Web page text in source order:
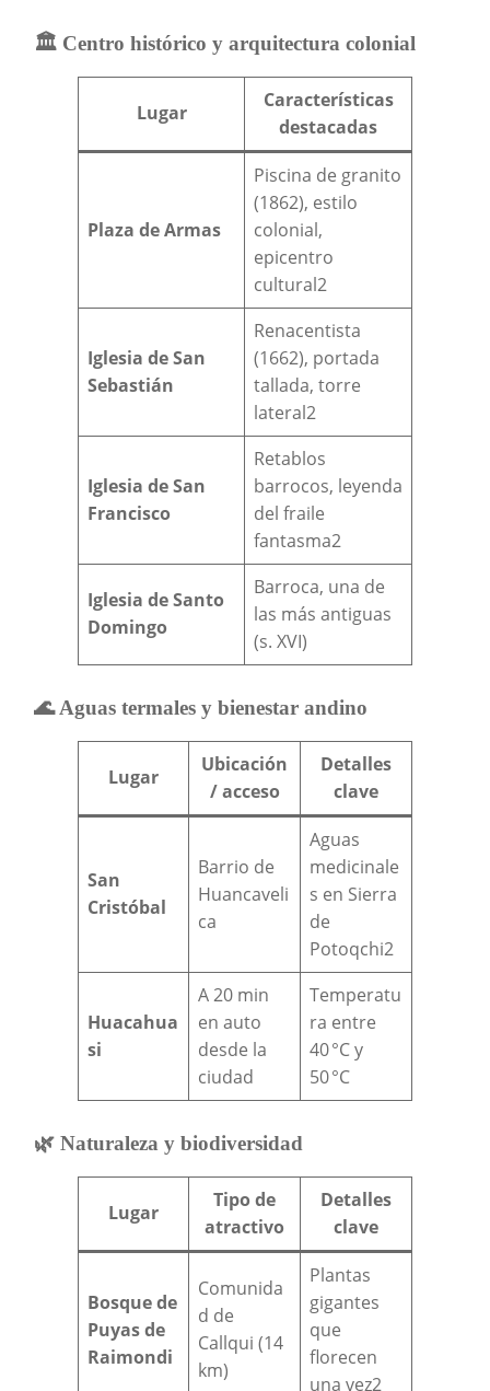
🏛️ Centro histórico y arquitectura colonial
Lugar
Características
destacadas
Plaza de Armas
Piscina de granito
(1862), estilo
colonial,
epicentro
cultural2
Iglesia de San
Sebastián
Renacentista
(1662), portada
tallada, torre
lateral2
Iglesia de San
Francisco
Retablos
barrocos, leyenda
del fraile
fantasma2
Iglesia de Santo
Domingo
Barroca, una de
las más antiguas
(s. XVI)
🌊 Aguas termales y bienestar andino
Lugar
Ubicación
/ acceso
Detalles
clave
San
Cristóbal
Barrio de
Huancaveli
ca
Aguas
medicinale
s en Sierra
de
Potoqchi2
Huacahua
si
A 20 min
en auto
desde la
ciudad
Temperatu
ra entre
40 °C y
50 °C
🌿 Naturaleza y biodiversidad
Lugar
Tipo de
atractivo
Detalles
clave
Bosque de
Puyas de
Raimondi
Comunida
d de
Callqui (14
km)
Plantas
gigantes
que
florecen
una vez2